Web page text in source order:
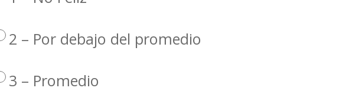
2 – Por debajo del promedio
3 – Promedio